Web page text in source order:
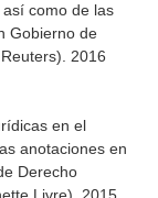
como de las
Gobierno de
2016
en el
anotaciones en
Derecho